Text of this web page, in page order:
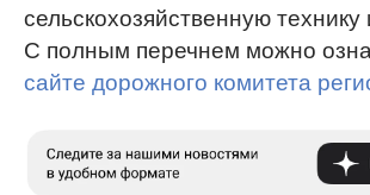
сельскохозяйственную технику
С полным перечнем можно
сайте дорожного комитета